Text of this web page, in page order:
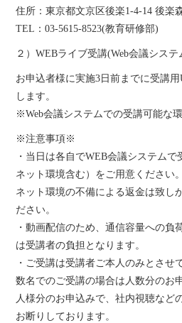
住所：東京都文京区後楽1-4-14 後楽
TEL：03-5615-8523(教育研修部)
２）WEBライブ受講(Web会議システ
お申込者様に実施3日前までに受講
します。
※Web会議システムでの受講可能な
※注意事項※
・当日は各自でWEB会議システム
ネット環境含む）をご用意ください
ネット環境の不備による返金は致し
ださい。
・動画配信のため、通信容量への負
は受講者の負担となります。
・ご受講は受講者ご本人のみとさせ
数名でのご受講の場合は人数分のお
人様分のお申込みで、社内視聴など
お断りしております。